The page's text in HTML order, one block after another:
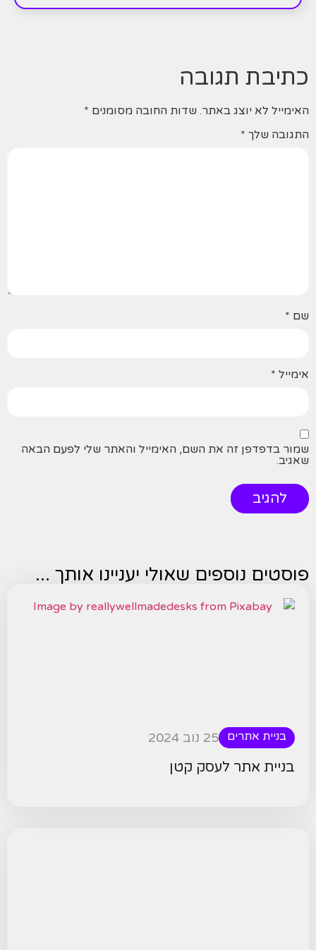
כתיבת תגובה
האימייל לא יוצג באתר. שדות החובה מסומנים *
התגובה שלך *
שם *
אימייל *
שמור בדפדפן זה את השם, האימייל והאתר שלי לפעם הבאה
שאגיב.
פוסטים נוספים שאולי יעניינו אותך ...
בניית אתרים 25 נוב 2024
בניית אתר לעסק קטן